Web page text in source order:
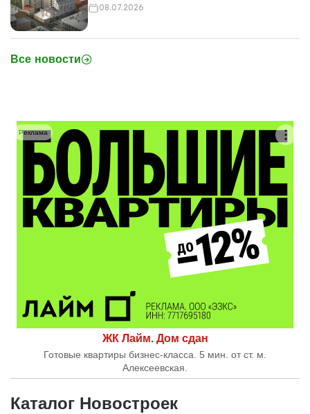
08.07.2026
Все новости
ЖК Лайм. Дом сдан
Готовые квартиры бизнес-класса. 5 мин. от ст. м.
Алексеевская.
Реклама
Каталог Новостроек